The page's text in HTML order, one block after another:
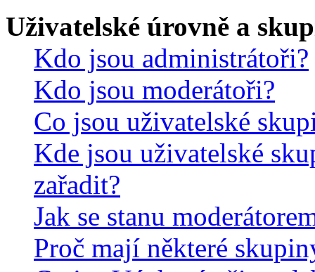
Uživatelské úrovně a
Kdo jsou administrátoři?
Kdo jsou moderátoři?
Co jsou uživatelské
Kde jsou uživatelské
zařadit?
Jak se stanu
Proč mají některé